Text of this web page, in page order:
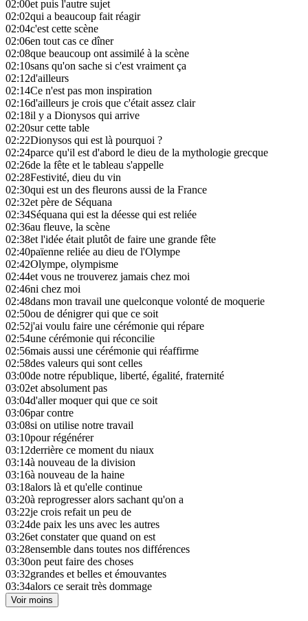
02:00et puis l'autre sujet
02:02qui a beaucoup fait réagir
02:04c'est cette scène
02:06en tout cas ce dîner
02:08que beaucoup ont assimilé à la scène
02:10sans qu'on sache si c'est vraiment ça
02:12d'ailleurs
02:14Ce n'est pas mon inspiration
02:16d'ailleurs je crois que c'était assez clair
02:18il y a Dionysos qui arrive
02:20sur cette table
02:22Dionysos qui est là pourquoi ?
02:24parce qu'il est d'abord le dieu de la mythologie grecque
02:26de la fête et le tableau s'appelle
02:28Festivité, dieu du vin
02:30qui est un des fleurons aussi de la France
02:32et père de Séquana
02:34Séquana qui est la déesse qui est reliée
02:36au fleuve, la scène
02:38et l'idée était plutôt de faire une grande fête
02:40païenne reliée au dieu de l'Olympe
02:42Olympe, olympisme
02:44et vous ne trouverez jamais chez moi
02:46ni chez moi
02:48dans mon travail une quelconque volonté de moquerie
02:50ou de dénigrer qui que ce soit
02:52j'ai voulu faire une cérémonie qui répare
02:54une cérémonie qui réconcilie
02:56mais aussi une cérémonie qui réaffirme
02:58des valeurs qui sont celles
03:00de notre république, liberté, égalité, fraternité
03:02et absolument pas
03:04d'aller moquer qui que ce soit
03:06par contre
03:08si on utilise notre travail
03:10pour régénérer
03:12derrière ce moment du niaux
03:14à nouveau de la division
03:16à nouveau de la haine
03:18alors là et qu'elle continue
03:20à reprogresser alors sachant qu'on a
03:22je crois refait un peu de
03:24de paix les uns avec les autres
03:26et constater que quand on est
03:28ensemble dans toutes nos différences
03:30on peut faire des choses
03:32grandes et belles et émouvantes
03:34alors ce serait très dommage
Voir moins